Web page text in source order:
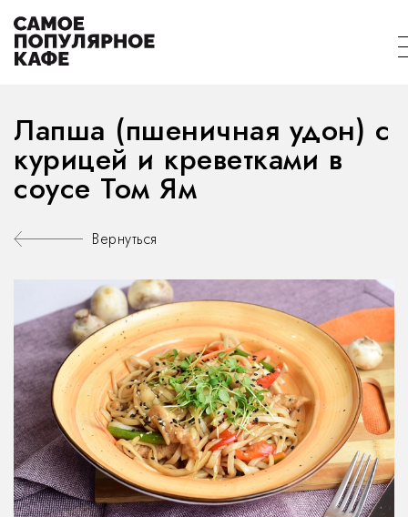
Лапша (пшеничная удон) с
курицей и креветками в
соусе Том Ям
Вернуться